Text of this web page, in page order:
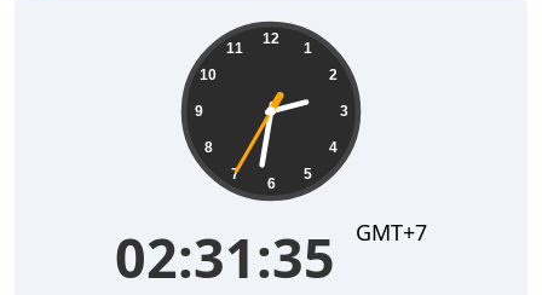
12
1
2
3
4
5
6
7
8
9
10
11
02:31:35 GMT+7